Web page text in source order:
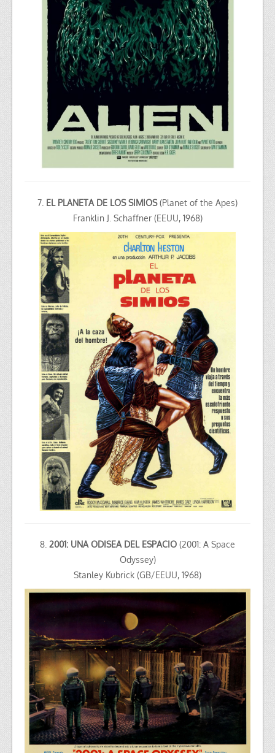
7. EL PLANETA DE LOS SIMIOS(Planet of the Apes)
Franklin J. Schaffner (EEUU, 1968)
8. 2001: UNA ODISEA DEL ESPACIO (2001: A Space
Odyssey)
Stanley Kubrick (GB/EEUU, 1968)